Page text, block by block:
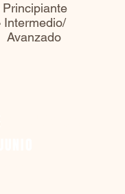
Principiante
Intermedio/